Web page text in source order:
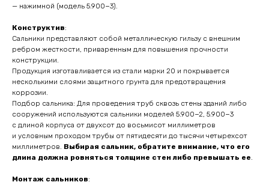
— нажимной (модель 5.900−3).
Конструктив:
Сальники представляют собой металлическую гильзу с внешним
ребром жесткости, приваренным для повышения прочности
конструкции.
Продукция изготавливается из стали марки 20 и покрывается
несколькими слоями защитного грунта для предотвращения
коррозии.
Подбор сальника: Для проведения труб сквозь стены зданий либо
сооружений используются сальники моделей 5.900−2, 5.900−3
с длиной корпуса от двухсот до восьмисот миллиметров
и условным проходом трубы от пятидесяти до тысячи четырехсот
миллиметров. Выбирая сальник, обратите внимание, что его
длина должна ровняться толщине стен либо превышать ее.
Монтаж сальников: